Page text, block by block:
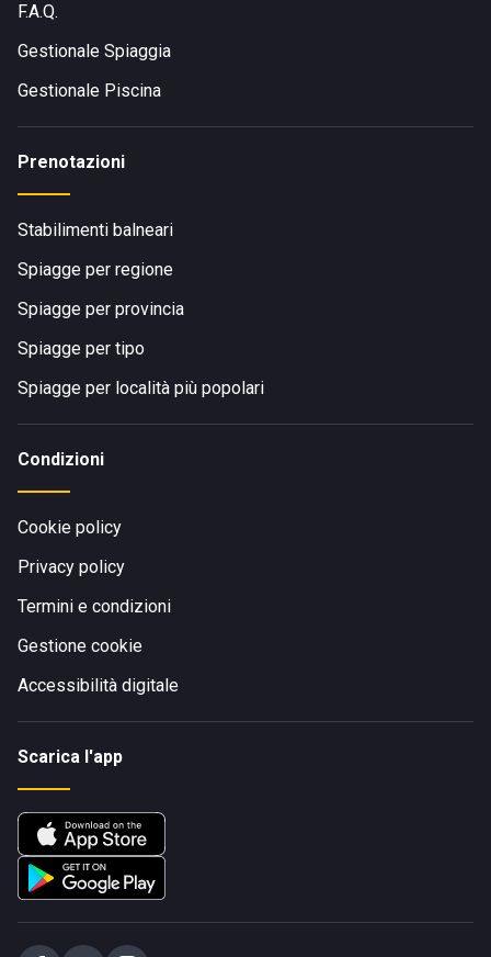
F.A.Q.
Gestionale Spiaggia
Gestionale Piscina
Prenotazioni
Stabilimenti balneari
Spiagge per regione
Spiagge per provincia
Spiagge per tipo
Spiagge per località più popolari
Condizioni
Cookie policy
Privacy policy
Termini e condizioni
Gestione cookie
Accessibilità digitale
Scarica l'app